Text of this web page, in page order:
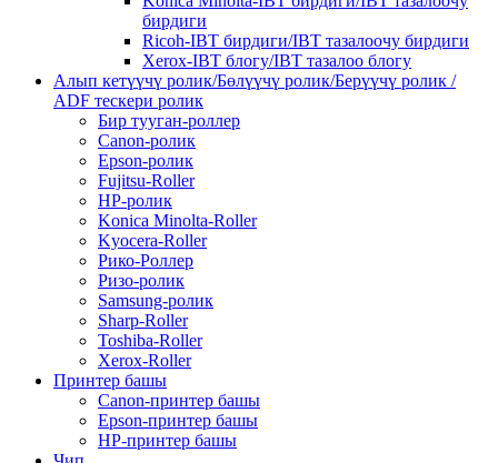
бирдиги
Ricoh-IBT бирдиги/IBT тазалоочу бирдиги
Xerox-IBT блогу/IBT тазалоо блогу
Алып кетүүчү ролик/Бөлүүчү ролик/Берүүчү ролик /
ADF тескери ролик
Бир тууган-роллер
Canon-ролик
Epson-ролик
Fujitsu-Roller
HP-ролик
Konica Minolta-Roller
Kyocera-Roller
Рико-Роллер
Ризо-ролик
Samsung-ролик
Sharp-Roller
Toshiba-Roller
Xerox-Roller
Принтер башы
Canon-принтер башы
Epson-принтер башы
HP-принтер башы